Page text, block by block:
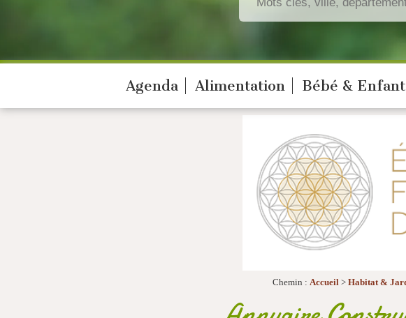
Agenda Alimentation Bébé & Enfant
Chemin : Accueil > Habitat &